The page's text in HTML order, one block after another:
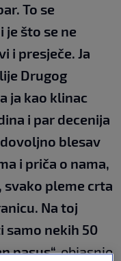
To se
je što se ne
i presječe. Ja
Drugog
ja kao klinac
i par decenija
blesav
i priča o nama,
svako pleme crta
Na toj
samo nekih 50
pasus“,objasnio